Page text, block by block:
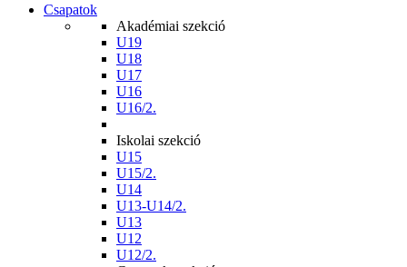
Csapatok
Akadémiai szekció
U19
U18
U17
U16
U16/2.
Iskolai szekció
U15
U15/2.
U14
U13-U14/2.
U13
U12
U12/2.